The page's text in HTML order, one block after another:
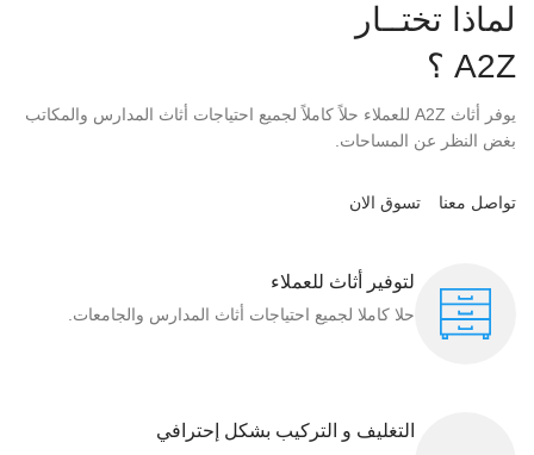
لماذا تختــار
A2Z ؟
يوفر أثاث A2Z للعملاء حلاً كاملاً لجميع احتياجات أثاث المدارس والمكاتب
بغض النظر عن المساحات.
تواصل معنا تسوق الان
لتوفير أثاث للعملاء
حلا كاملا لجميع احتياجات أثاث المدارس والجامعات.
التغليف و التركيب بشكل إحترافي